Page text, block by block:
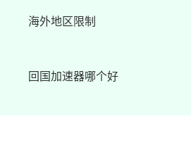
海外地区限制
回国加速器哪个好